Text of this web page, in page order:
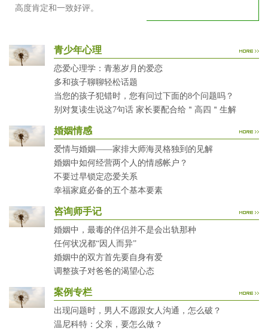
高度肯定和一致好评。
青少年心理
恋爱心理学：青葱岁月的爱恋
多和孩子聊聊轻松话题
当您的孩子犯错时，您有问过下面的8个问题吗？
别对复读生说这7句话 家长要配合给＂高四＂生解
婚姻情感
爱情与婚姻——家排大师海灵格独到的见解
婚姻中如何经营两个人的情感帐户？
不要过早锁定恋爱关系
幸福家庭必备的五个基本要素
咨询师手记
婚姻中，最毒的伴侣并不是会出轨那种
任何状况都“因人而异”
婚姻中的双方首先要自身有爱
调整孩子对爸爸的渴望心态
案例专栏
出现问题时，男人不愿跟女人沟通，怎么破？
温尼科特：父亲，要怎么做？